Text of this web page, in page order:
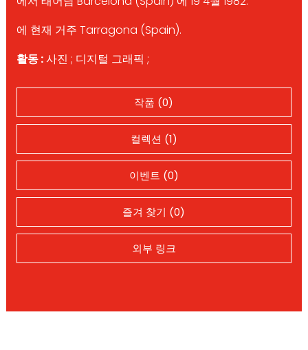
에 현재 거주 Tarragona (Spain).
활동 :사진 ; 디지털 그래픽 ;
작품 (0)
컬렉션 (1)
이벤트 (0)
즐겨 찾기 (0)
외부 링크